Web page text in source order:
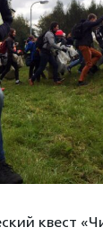
квест